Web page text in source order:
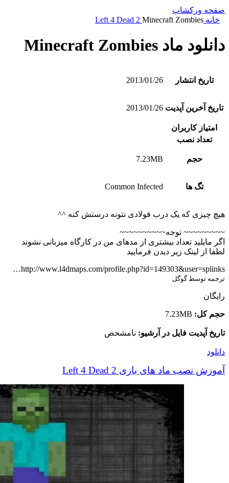
صفحه ورکشاپ
خانه
Left 4 Dead 2 Minecraft Zombies
دانلود ماد Minecraft Zombies
تاریخ انتشار 2013/01/26
تاریخ آخرین آپدیت 2013/01/26
امتیاز کاربران
تعداد نصب
حجم 7.23MB
تگ ها Common Infected
هیچ چیزی که یک درب فولادی نتونه درستش کنه ^^
~~~~~~~~~ توجه~~~~~~~~~~
اگر مایلید تعداد بیشتری از مدهای من در کارگاه میزبانی نشوند
لطفا از لینک زیر دیدن فرمایید
http://www.l4dmaps.com/profile.php?id=149303&user=splinks…
ترجمه توسط گوگل
رایگان
حجم کل: 7.23MB
تاریخ آپدیت فایل در آرشیو: نامشحص
دانلود
آموزش نصب ماد های بازی Left 4 Dead 2